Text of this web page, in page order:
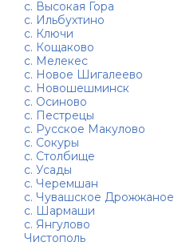
с. Высокая Гора
с. Ильбухтино
с. Ключи
с. Кощаково
с. Мелекес
с. Новое Шигалеево
с. Новошешминск
с. Осиново
с. Пестрецы
с. Русское Макулово
с. Сокуры
с. Столбище
с. Усады
с. Черемшан
с. Чувашское Дрожжаное
с. Шармаши
с. Янгулово
Чистополь